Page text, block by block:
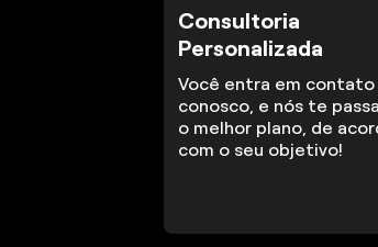
Consultoria
Personalizada
Você entra em contato
conosco, e nós te
o melhor plano, de
com o seu objetivo!